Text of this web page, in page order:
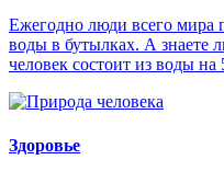
Ежегодно люди всего мира
воды в бутылках. А знаете
человек состоит из воды на
Здоровье